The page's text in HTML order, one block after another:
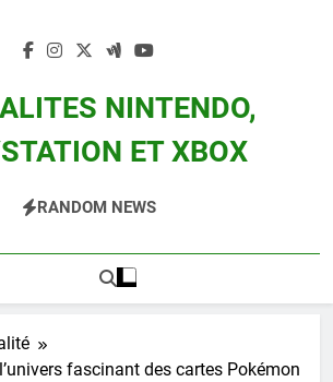
NINTENDO,
ET XBOX
Splatoon, Pokemon Entre Autres
RANDOM NEWS
fascinant des cartes Pokémon